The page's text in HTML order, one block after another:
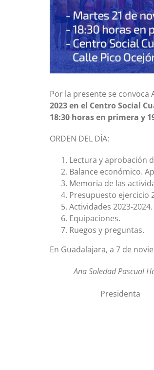
Por la presente se convoca
2023 en el Centro Social
18:30 horas en primera y
ORDEN DEL DÍA:
Lectura y aprobación
Balance económico.
Memoria de las
Presupuesto ejercicio
Actividades 2023-2024.
Equipaciones.
Ruegos y preguntas.
En Guadalajara, a 7 de
Ana Soledad Pascual
Presidenta